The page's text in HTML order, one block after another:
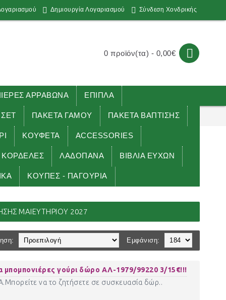
Δημιουργία Λογαριασμού Σύνδεση Χονδρικής
0 προϊόν(τα) - 0,00€
ΑΡΡΑΒΩΝΑ ΕΠΙΠΛΑ
ΣΕΤ ΠΑΚΕΤΑ ΓΑΜΟΥ ΠΑΚΕΤΑ ΒΑΠΤΙΣΗΣ
ΚΟΥΦΕΤΑ ACCESSORIES
ΚΟΡΔΕΛΕΣ ΛΑΔΟΠΑΝΑ ΒΙΒΛΙΑ ΕΥΧΩΝ
ΚΟΥΠΕΣ - ΠΑΓΟΥΡΙΑ
Γέννησης μαιευτηρίου 2027
ΜΑΙΕΥΤΗΡΊΟΥ 2027
Εμφάνιση:
γούρι δώρο ΑΛ-1979/99220 3/15€!!!
να το ζητήσετε σε συσκευασία δώρ..